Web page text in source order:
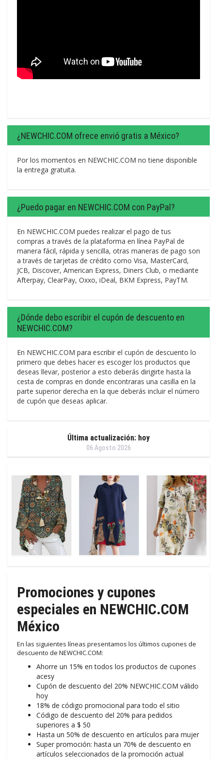
¿NEWCHIC.COM ofrece envió gratis a México?
Por los momentos en NEWCHIC.COM no tiene disponible
la entrega gratuita.
¿Puedo pagar en NEWCHIC.COM con PayPal?
En NEWCHIC.COM puedes realizar el pago de tus
compras a través de la plataforma en línea PayPal de
manera fácil, rápida y sencilla, otras maneras de pago son
a través de tarjetas de crédito como Visa, MasterCard,
JCB, Discover, American Express, Diners Club, o mediante
Afterpay, ClearPay, Oxxo, iDeal, BKM Express, PayTM.
¿Dónde debo escribir el cupón de descuento en
NEWCHIC.COM?
En NEWCHIC.COM para escribir el cupón de descuento lo
primero que debes hacer es escoger los productos que
deseas llevar, posterior a esto deberás dirigirte hasta la
cesta de compras en donde encontraras una casilla en la
parte superior derecha en la que deberás incluir el número
de cupón que deseas aplicar.
Última actualización: hoy
06 Agosto 2026
Promociones y cupones
especiales en NEWCHIC.COM
México
En las siguientes líneas presentamos los últimos cupones de
descuento de NEWCHIC.COM:
Ahorre un 15% en todos los productos de cupones
acesy
Cupón de descuento del 20% NEWCHIC.COM válido
hoy
18% de código promocional para todo el sitio
Código de descuento del 20% para pedidos
superiores a $ 50
Hasta un 50% de descuento en artículos para mujer
Super promoción: hasta un 70% de descuento en
artículos seleccionados de la promoción actual